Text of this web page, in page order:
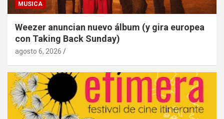
MUSICA
Weezer anuncian nuevo álbum (y gira europea
con Taking Back Sunday)
agosto 6, 2026